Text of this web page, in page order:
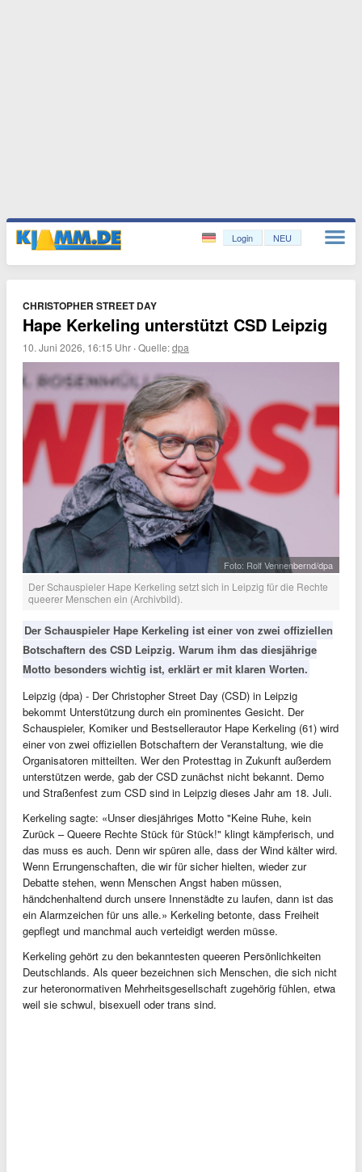
Login NEU
CHRISTOPHER STREET DAY
Hape Kerkeling unterstützt CSD Leipzig
10. Juni 2026, 16:15 Uhr ·Quelle:dpa
Foto: Rolf Vennenbernd/dpa
Der Schauspieler Hape Kerkeling setzt sich in Leipzig für die Rechte
queerer Menschen ein (Archivbild).
Der Schauspieler Hape Kerkeling ist einer von zwei offiziellen
Botschaftern des CSD Leipzig. Warum ihm das diesjährige
Motto besonders wichtig ist, erklärt er mit klaren Worten.
Leipzig (dpa) - Der Christopher Street Day (CSD) in Leipzig
bekommt Unterstützung durch ein prominentes Gesicht. Der
Schauspieler, Komiker und Bestsellerautor Hape Kerkeling (61) wird
einer von zwei offiziellen Botschaftern der Veranstaltung, wie die
Organisatoren mitteilten. Wer den Protesttag in Zukunft außerdem
unterstützen werde, gab der CSD zunächst nicht bekannt. Demo
und Straßenfest zum CSD sind in Leipzig dieses Jahr am 18. Juli.
Kerkeling sagte: «Unser diesjähriges Motto "Keine Ruhe, kein
Zurück – Queere Rechte Stück für Stück!" klingt kämpferisch, und
das muss es auch. Denn wir spüren alle, dass der Wind kälter wird.
Wenn Errungenschaften, die wir für sicher hielten, wieder zur
Debatte stehen, wenn Menschen Angst haben müssen,
händchenhaltend durch unsere Innenstädte zu laufen, dann ist das
ein Alarmzeichen für uns alle.» Kerkeling betonte, dass Freiheit
gepflegt und manchmal auch verteidigt werden müsse.
Kerkeling gehört zu den bekanntesten queeren Persönlichkeiten
Deutschlands. Als queer bezeichnen sich Menschen, die sich nicht
zur heteronormativen Mehrheitsgesellschaft zugehörig fühlen, etwa
weil sie schwul, bisexuell oder trans sind.